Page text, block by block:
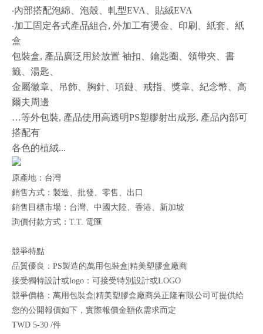
‧內部搭配泡綿、泡殼、軋型EVA、貼絨EVA
‧加工固定各式產品組合, 外加工有燙金、印刷、紙套、紙
盒
包裝盒, 產品廣泛用於放置 袖扣、鑰匙圈、領帶夾、書
籤、湯匙、
金屬徽章、吊飾、胸針、項鏈、戒指、獎章、紀念幣、高
爾夫周邊
…等外包裝, 產品使用高透明PS塑膠射出成形, 產品內部可
搭配有
各色的植絨...
原產地：台灣
銷售方式：製造、批發、零售、出口
銷售目標市場：台灣、中國大陸、香港、新加坡
詢價付款方式：T.T. 電匯
競爭特點
品質優良：PS製造的萬用包裝盒|精美塑膠盒廠商
接受獨特設計或logo：可接受特別設計或LOGO
競爭價格：萬用包裝盒|精美塑膠盒廠商吳正隆有限公司可提供給
您的公開報價如下，實際報價金額依需求而定
TWD 5-30 /件